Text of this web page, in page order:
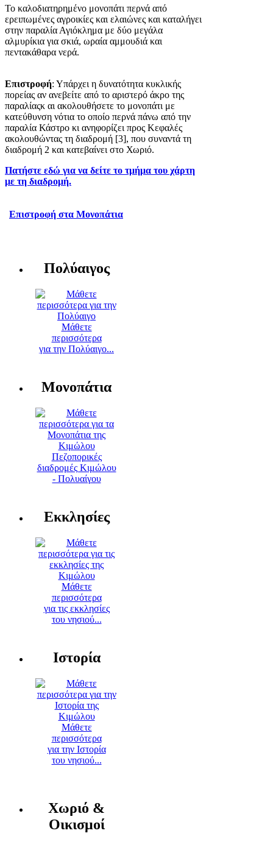
Το καλοδιατηρημένο μονοπάτι περνά από
ερειπωμένες αγροικίες και ελαιώνες και καταλήγει
στην παραλία Αγιόκλημα με δύο μεγάλα
αλμυρίκια για σκιά, ωραία αμμουδιά και
πεντακάθαρα νερά.
Επιστροφή: Υπάρχει η δυνατότητα κυκλικής
πορείας αν ανεβείτε από το αριστερό άκρο της
παραλίαςκ αι ακολουθήσετε το μονοπάτι με
κατεύθυνση νότια το οποίο περνά πάνω από την
παραλία Κάστρο κι ανηφορίζει προς Κεφαλές
ακολουθώντας τη διαδρομή [3], που συναντά τη
διαδρομή 2 και κατεβαίνει στο Χωριό.
Πατήστε εδώ για να δείτε το τμήμα του χάρτη
με τη διαδρομή.
Επιστροφή στα Μονοπάτια
Πολύαιγος
Μάθετε
περισσότερα
για την Πολύαιγο...
Μονοπάτια
Πεζοπορικές
διαδρομές Κιμώλου
- Πολυαίγου
Εκκλησίες
Μάθετε
περισσότερα
για τις εκκλησίες
του νησιού...
Ιστορία
Μάθετε
περισσότερα
για την Ιστορία
του νησιού...
Χωριό &
Οικισμοί